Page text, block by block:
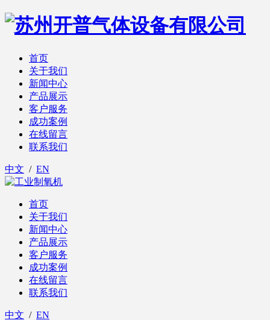
首页
关于我们
新闻中心
产品展示
客户服务
成功案例
在线留言
联系我们
中文 / EN
首页
关于我们
新闻中心
产品展示
客户服务
成功案例
在线留言
联系我们
中文 / EN